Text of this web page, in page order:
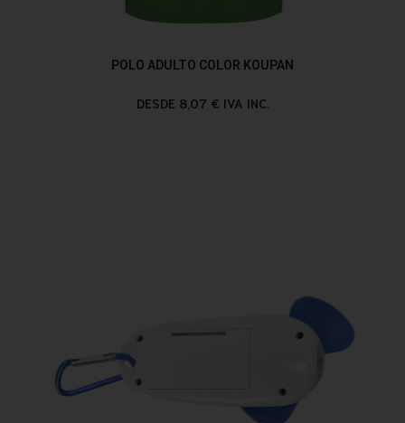
POLO ADULTO COLOR KOUPAN
DESDE 8,07 € IVA INC.